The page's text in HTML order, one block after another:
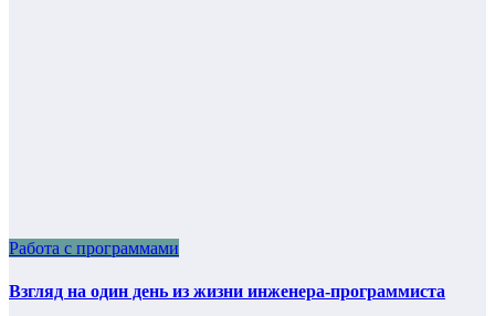
Работа с программами
Взгляд на один день из жизни инженера-программиста